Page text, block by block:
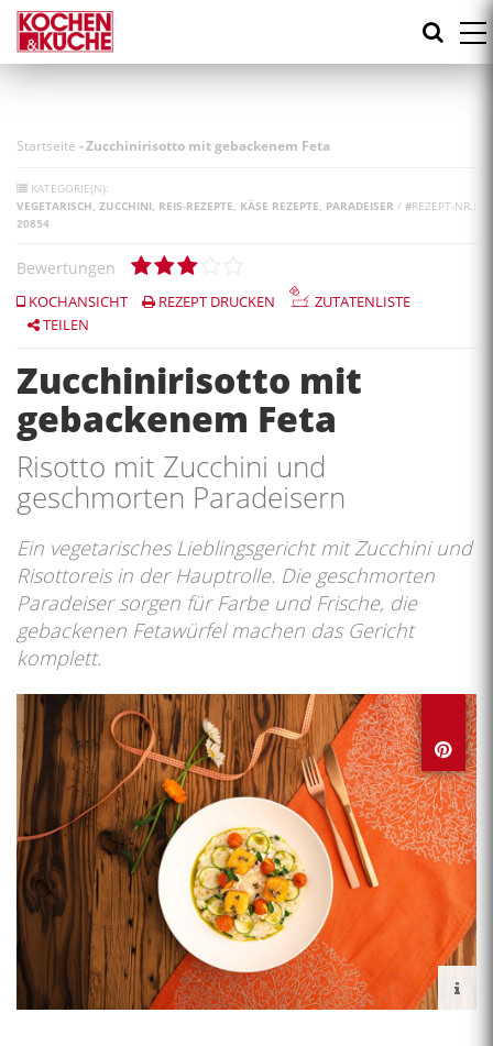
Direkt
zum
Inhalt
Startseite -Zucchinirisotto mit gebackenem Feta
KATEGORIE(N):
VEGETARISCH ZUCCHINI REIS-REZEPTE KÄSE REZEPTE PARADEISER / #REZEPT-NR.:
20854
Bewertungen
KOCHANSICHT REZEPT DRUCKEN
ZUTATENLISTE
TEILEN
Zucchinirisotto mit
gebackenem Feta
Risotto mit Zucchini und
geschmorten Paradeisern
Ein vegetarisches Lieblingsgericht mit Zucchini und
Risottoreis in der Hauptrolle. Die geschmorten
Paradeiser sorgen für Farbe und Frische, die
gebackenen Fetawürfel machen das Gericht
komplett.